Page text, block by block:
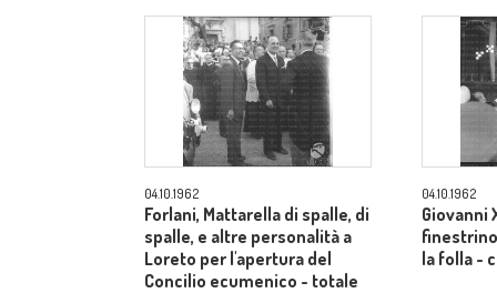
04.10.1962
Forlani, Mattarella di spalle, di
spalle, e altre personalità a
Loreto per l'apertura del
Concilio ecumenico - totale
04.10.1962
Giovanni
la folla -